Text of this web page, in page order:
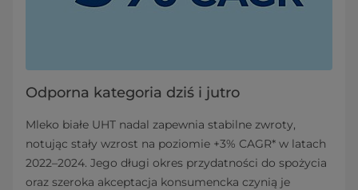
Odporna kategoria dziś i jutro
Mleko białe UHT nadal zapewnia stabilne zwroty,
notując stały wzrost na poziomie +3% CAGR* w latach
2022–2024. Jego długi okres przydatności do spożycia
oraz szeroka akceptacja konsumencka czynią je